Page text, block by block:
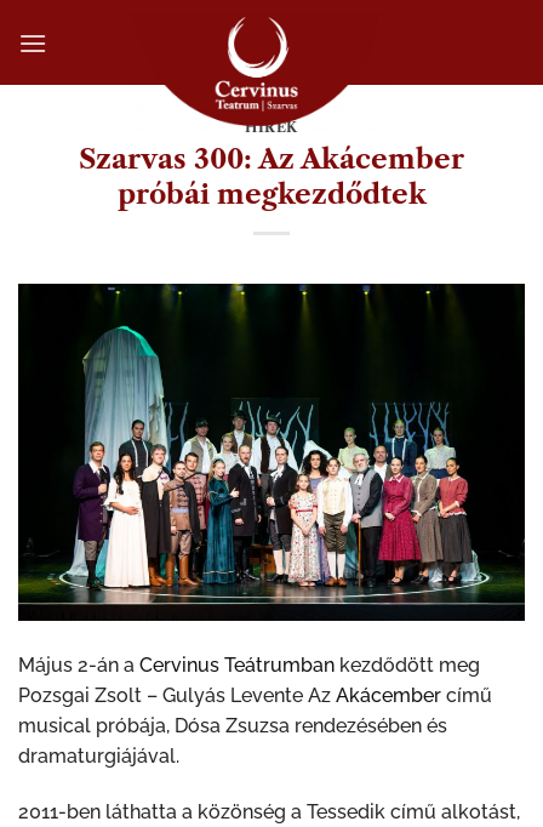
HÍREK
Szarvas 300: Az Akácember
próbái megkezdődtek
Május 2-án a Cervinus Teátrumban kezdődött meg
Pozsgai Zsolt – Gulyás Levente Az Akácember című
musical próbája, Dósa Zsuzsa rendezésében és
dramaturgiájával.
2011-ben láthatta a közönség a Tessedik című alkotást,